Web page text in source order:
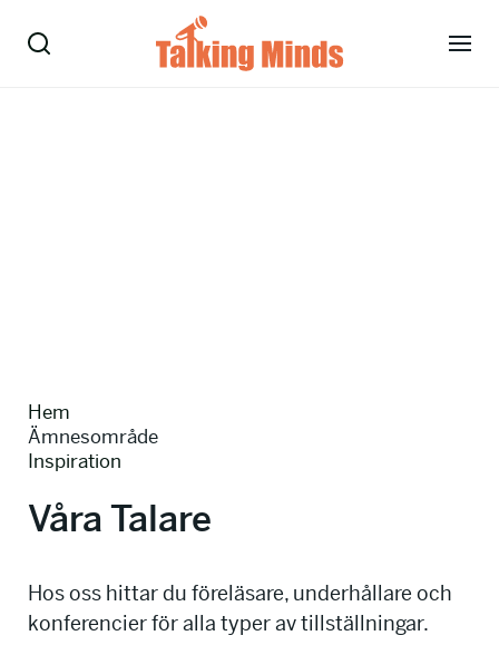
Kontakt
08-38 15 15
info@talkingminds.se
Hem
Ämnesområde
Inspiration
Våra Talare
Hos oss hittar du föreläsare, underhållare och
konferencier för alla typer av tillställningar.